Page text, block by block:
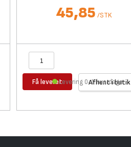
45,85 /STK
Få leveret Afhent i butik
Levering 0-1 hverdage